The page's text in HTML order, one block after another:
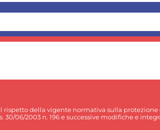
della vigente normativa sulla
06/2003 n. 196 e successive modifiche e